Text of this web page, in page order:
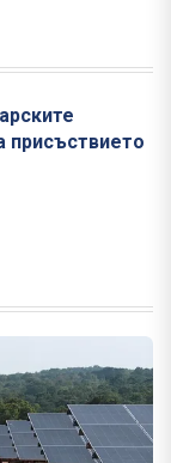
присъствието